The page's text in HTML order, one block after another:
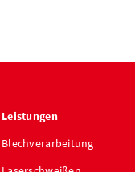
Leistungen
Blechverarbeitung